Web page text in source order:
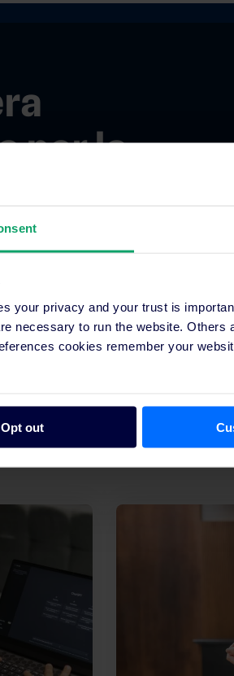
your privacy and your trust is
necessary to run the website.
cookies remember your
Opt out
per la
ricavi e
Altri articoli